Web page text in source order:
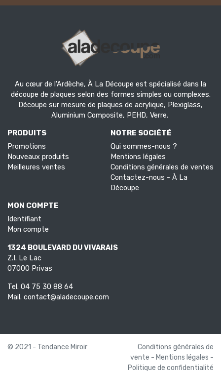
Au cœur de l'Ardèche, À La Découpe est spécialisé dans la
découpe de plaques selon des formes simples ou complexes.
Découpe sur mesure de plaques de acrylique, Plexiglass,
Aluminium Composite, PEHD, Verre.
PRODUITS
Promotions
Nouveaux produits
Meilleures ventes
NOTRE SOCIÉTÉ
Qui sommes-nous ?
Mentions légales
Conditions générales de ventes
Contactez-nous - À La
Découpe
MON COMPTE
Identifiant
Mon compte
1324 BOULEVARD DU VIVARAIS
Z.I. Le Lac
07000 Privas
Tel. 04 75 30 88 64
Mail. contact@aladecoupe.com
© 2021 - Tendance Miroir
Conditions générales de
vente - Mentions légales -
Politique de confidentialité